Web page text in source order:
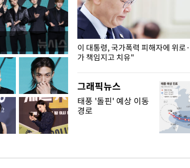
이 대통령, 국가폭력 피해자에 위
가 책임지고 치유"
그래픽뉴스
태풍 '돌핀' 예상 이동
경로